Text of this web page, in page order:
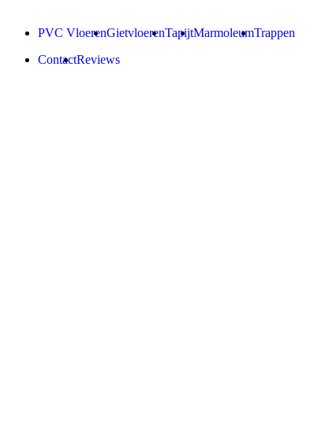
PVC VloerenGietvloerenTapijtMarmoleumTrappen
ContactReviews